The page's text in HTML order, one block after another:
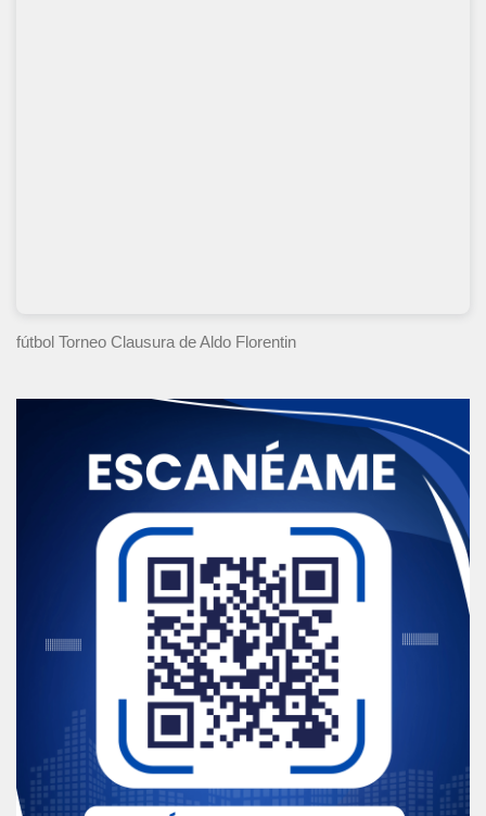
fútbol Torneo Clausura de Aldo Florentin